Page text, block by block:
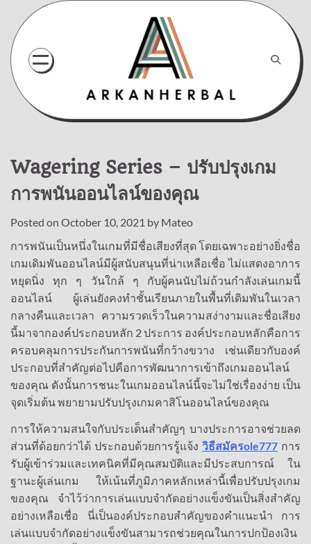
content
Wagering Series – ปรับปรุงเกม
การพนันออนไลน์ของคุณ
Posted on October 10, 2021 by Mateo
การพนันเป็นหนึ่งในเกมที่มีชื่อเสียงที่สุด โดยเฉพาะอย่างยิ่งชื่อ
เกมเดิมพันออนไลน์มีผู้สนับสนุนที่น่าเหลือเชื่อ ไม่แสดงอาการ
หยุดนิ่ง
ทุก ๆ วันใกล้ ๆ
กับผู้คนนับไม่ถ้วนกำลังเล่นเกมนี้
ออนไลน์
ผู้เล่นยังคงทำชั้นเรียนภายในพื้นที่เดิมพันในเวลา
กลางคืนและเวลา
ความรวดเร็วในความสง่างามและชื่อเสียง
นี้มาจากองค์ประกอบหลัก 2 ประการ องค์ประกอบหลักคือการ
ครอบคลุมการประกันการพนันที่กว้างขวาง
เช่นเดียวกับองค์
ประกอบที่สำคัญต่อไปคือการพัฒนาการเข้าถึงเกมออนไลน์
ของคุณ ดังนั้นการชนะในเกมออนไลน์นี้จะไม่ใช่เรื่องง่าย เป็น
จุดเริ่มต้นพยายามปรับปรุงเกมคาสิโนออนไลน์ของคุณ
การให้ความสนใจกับประเด็นสำคัญๆ บางประการอาจช่วยลด
ส่วนที่ด้อยกว่าได้ ประกอบด้วยการรู้แจ้ง วิธีสมัครole777 การ
รับผู้เข้าร่วมและเทคนิคที่มีคุณสมบัติและมีประสบการณ์
ใน
ฐานะผู้เล่นเกม
ให้เน้นที่ภูมิภาคหลักเหล่านี้เพื่อปรับปรุงเกม
ของคุณ
จำไว้ว่าการเล่นแบบจำกัดอย่างแข็งขันเป็นสิ่งสำคัญ
อย่างเหลือเชื่อ
นี่เป็นองค์ประกอบสำคัญของคำแนะนำ
การ
เล่นแบบจำกัดอย่างแข็งขันสามารถช่วยคุณในการปกป้องเงิน